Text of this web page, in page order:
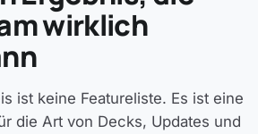
wirklich
ist keine Featureliste. Es ist eine
die Art von Decks, Updates und